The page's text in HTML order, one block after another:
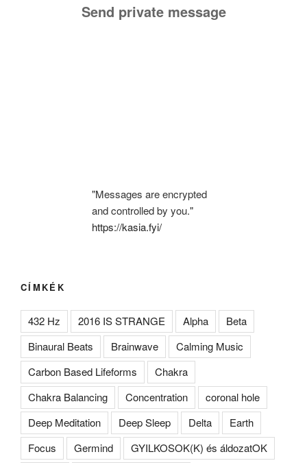
Send private message
"Messages are encrypted
and controlled by you."
https://kasia.fyi/
CÍMKÉK
432 Hz 2016 IS STRANGE Alpha
Beta
Binaural Beats
Brainwave
Calming Music
Carbon Based Lifeforms
Chakra
Chakra Balancing
Concentration
coronal hole
Deep Meditation
Deep Sleep Delta
Earth
Focus
Germind GYILKOSOK(K) és áldozatOK